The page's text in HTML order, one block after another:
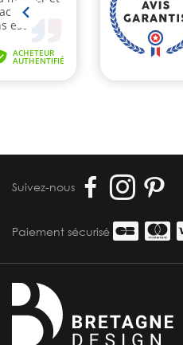
Suivez-nous
Paiement sécurisé